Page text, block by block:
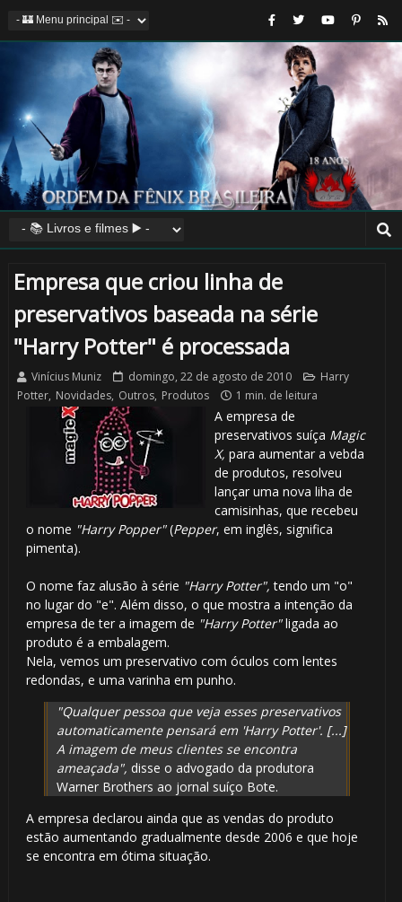
Empresa que criou linha de
preservativos baseada na série
"Harry Potter" é processada
Vinícius Muniz domingo, 22 de agosto de 2010
Harry
Potter, Novidades, Outros, Produtos 1 min. de leitura
A empresa de
preservativos suíça Magic
X, para aumentar a vebda
de produtos, resolveu
lançar uma nova liha de
camisinhas, que recebeu
o nome "Harry Popper"(Pepper, em inglês, significa
pimenta).
O nome faz alusão à série "Harry Potter", tendo um "o"
no lugar do "e". Além disso, o que mostra a intenção da
empresa de ter a imagem de "Harry Potter"ligada ao
produto é a embalagem.
Nela, vemos um preservativo com óculos com lentes
redondas, e uma varinha em punho.
"Qualquer pessoa que veja esses preservativos
automaticamente pensará em 'Harry Potter'. [...]
A imagem de meus clientes se encontra
ameaçada", disse o advogado da produtora
Warner Brothers ao jornal suíço Bote.
A empresa declarou ainda que as vendas do produto
estão aumentando gradualmente desde 2006 e que hoje
se encontra em ótima situação.